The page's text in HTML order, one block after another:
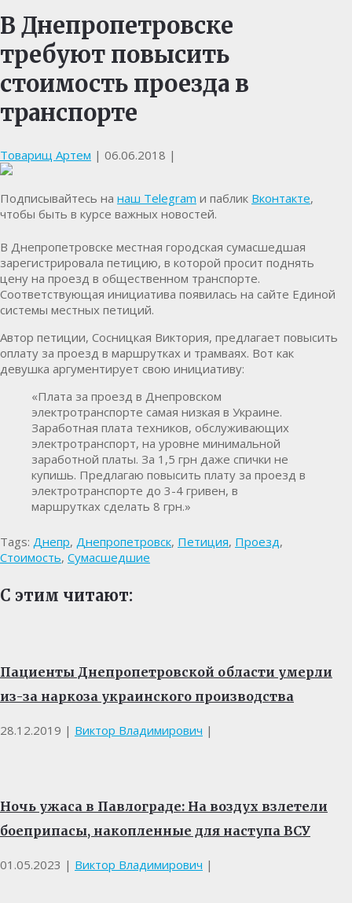
В Днепропетровске
требуют повысить
стоимость проезда в
транспорте
Товарищ Артем | 06.06.2018 |
Подписывайтесь на наш Telegram и паблик Вконтакте,
чтобы быть в курсе важных новостей.
В Днепропетровске местная городская сумасшедшая
зарегистрировала петицию, в которой просит поднять
цену на проезд в общественном транспорте.
Соответствующая инициатива появилась на сайте Единой
системы местных петиций.
Автор петиции, Сосницкая Виктория, предлагает повысить
оплату за проезд в маршрутках и трамваях. Вот как
девушка аргументирует свою инициативу:
«Плата за проезд в Днепровском
электротранспорте самая низкая в Украине.
Заработная плата техников, обслуживающих
электротранспорт, на уровне минимальной
заработной платы. За 1,5 грн даже спички не
купишь. Предлагаю повысить плату за проезд в
электротранспорте до 3-4 гривен, в
маршрутках сделать 8 грн.»
Tags: Днепр, Днепропетровск, Петиция, Проезд,
Стоимость, Сумасшедшие
С этим читают:
Пациенты Днепропетровской области умерли
из-за наркоза украинского производства
28.12.2019 | Виктор Владимирович |
Ночь ужаса в Павлограде: На воздух взлетели
боеприпасы, накопленные для наступа ВСУ
01.05.2023 | Виктор Владимирович |